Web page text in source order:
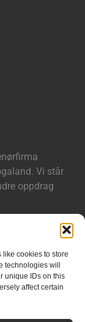
cookies to store
technologies will
unique IDs on this
affect certain
Vi står
oppdrag